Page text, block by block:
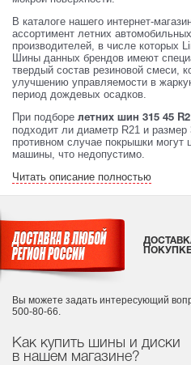
В каталоге нашего интернет-
ассортимент летних
производителей, в числе которых
Шины данных брендов имеют
твердый состав резиновой смеси,
улучшению управляемости в
период дождевых осадков.
При подборе летних шин 315 45
подходит ли диаметр R21 и
противном случае покрышки могут
машины, что недопустимо.
Читать описание полностью
Как купить шины и диски
в нашем магазине?
Вы можете задать интересующий
500-80-66.